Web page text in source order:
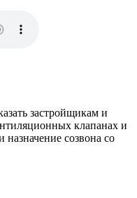
застройщикам и
клапанах и
назначение созвона со